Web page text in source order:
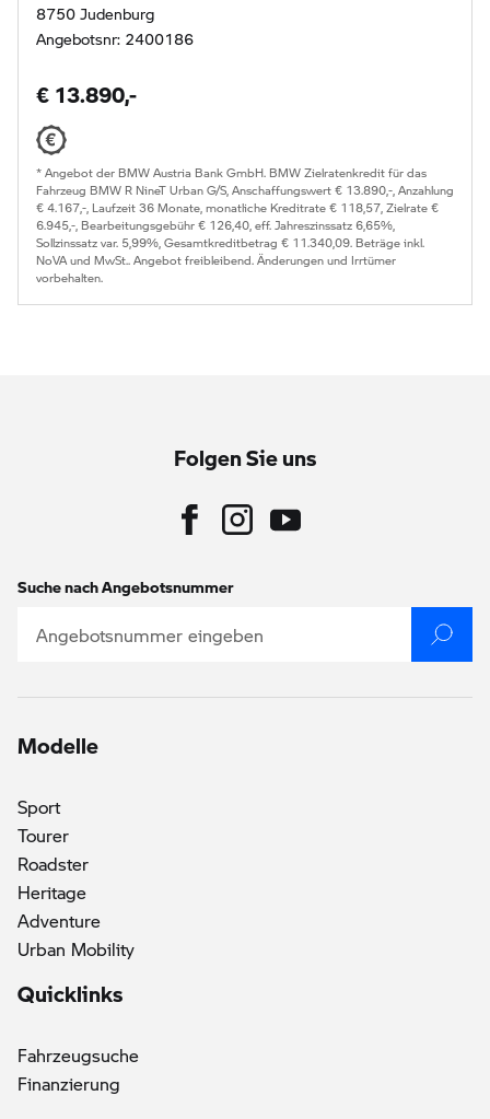
8750 Judenburg
Angebotsnr: 2400186
€ 13.890,-
* Angebot der BMW Austria Bank GmbH. BMW Zielratenkredit für das
Fahrzeug BMW R NineT Urban G/S, Anschaffungswert € 13.890,-, Anzahlung
€ 4.167,-, Laufzeit 36 Monate, monatliche Kreditrate € 118,57, Zielrate €
6.945,-, Bearbeitungsgebühr € 126,40, eff. Jahreszinssatz 6,65%,
Sollzinssatz var. 5,99%, Gesamtkreditbetrag € 11.340,09. Beträge inkl.
NoVA und MwSt.. Angebot freibleibend. Änderungen und Irrtümer
vorbehalten.
Folgen Sie uns
Suche nach Angebotsnummer
Modelle
Sport
Tourer
Roadster
Heritage()
Adventure
Urban Mobility
Quicklinks
Fahrzeugsuche
Finanzierung